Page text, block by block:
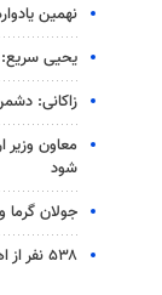
نهمین
یحیی سریع:
زاکانی:
معاون وزیر
شود
جولان
۵۳۸ نفر از اهالی رسانه مازندران عضو خانه مطبوعات هستند